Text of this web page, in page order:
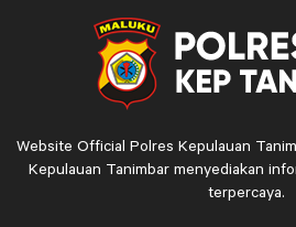
Website Official Polres Kepulauan
Kepulauan Tanimbar menyediakan
terpercaya.